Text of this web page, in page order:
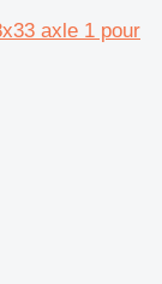
axle 1 pour